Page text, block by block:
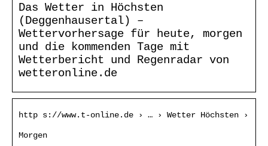
Das Wetter in Höchsten
(Deggenhausertal) –
Wettervorhersage für heute, morgen
und die kommenden Tage mit
Wetterbericht und Regenradar von
wetteronline.de
http s://www.t-online.de › … › Wetter Höchsten ›
Morgen